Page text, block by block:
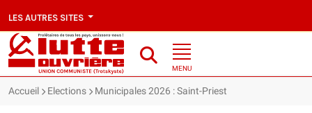
LES AUTRES SITES
MENU
Accueil Elections Municipales 2026 : Saint-Priest